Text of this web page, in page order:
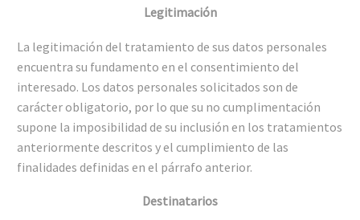
Legitimación
La legitimación del tratamiento de sus datos personales
encuentra su fundamento en el consentimiento del
interesado. Los datos personales solicitados son de
carácter obligatorio, por lo que su no cumplimentación
supone la imposibilidad de su inclusión en los tratamientos
anteriormente descritos y el cumplimiento de las
finalidades definidas en el párrafo anterior.
Destinatarios